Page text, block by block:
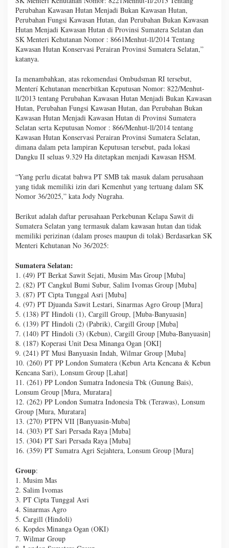
Perubahan Kawasan Hutan Menjadi Bukan Kawasan Hutan,
Perubahan Fungsi Kawasan Hutan, dan Perubahan Bukan Kawasan
Hutan Menjadi Kawasan Hutan di Provinsi Sumatera Selatan dan
SK Menteri Kehutanan Nomor : 8661Menhut-ll/2014 Tentang
Kawasan Hutan Konservasi Perairan Provinsi Sumatera Selatan,”
katanya.
Ia menambahkan, atas rekomendasi Ombudsman RI tersebut,
Menterí Kehutanan menerbitkan Keputusan Nomor: 822/Menhut-
ll/2013 tentang Perubahan Kawasan Hutan Menjadi Bukan Kawasan
Hutan, Perubahan Fungsi Kawasan Hutan, dan Perubahan Bukan
Kawasan Hutan Menjadi Kawasan Hutan di Provinsi Sumatera
Selatan serta Keputusan Nomor : 866/Menhut-ll/2014 tentang
Kawasan Hutan Konservasi Perairan Provinsi Sumatera Selatan,
dimana dalam peta lampiran Keputusan tersebut, pada lokasi
Dangku II seluas 9.329 Ha ditetapkan menjadi Kawasan HSM.
“Yang perlu dicatat bahwa PT SMB tak masuk dalam perusahaan
yang tidak memiliki izin dari Kemenhut yang tertuang dalam SK
Nomor 36/2025,” kata Jody Nugraha.
Berikut adalah daftar perusahaan Perkebunan Kelapa Sawit di
Sumatera Selatan yang termasuk dalam kawasan hutan dan tidak
memiliki perizinan (dalam proses maupun di tolak) Berdasarkan SK
Menteri Kehutanan No 36/2025:
Sumatera Selatan:
1. (49) PT Berkat Sawit Sejati, Musim Mas Group [Muba]
2. (82) PT Cangkul Bumi Subur, Salim Ivomas Group [Muba]
3. (87) PT Cipta Tunggal Asri [Muba]
4. (97) PT Djuanda Sawit Lestari, Sinarmas Agro Group [Mura]
5. (138) PT Hindoli (1), Cargill Group, [Muba-Banyuasin]
6. (139) PT Hindoli (2) (Pabrik), Cargill Group [Muba]
7. (140) PT Hindoli (3) (Kebun), Cargill Group [Muba-Banyuasin]
8. (187) Koperasi Unit Desa Minanga Ogan [OKI]
9. (241) PT Musi Banyuasin Indah, Wilmar Group [Muba]
10. (260) PT PP London Sumatera (Kebun Arta Kencana & Kebun
Kencana Sari), Lonsum Group [Lahat]
11. (261) PP London Sumatra Indonesia Tbk (Gunung Bais),
Lonsum Group [Mura, Muratara]
12. (262) PP London Sumatra Indonesia Tbk (Terawas), Lonsum
Group [Mura, Muratara]
13. (270) PTPN VII [Banyuasin-Muba]
14. (303) PT Sari Persada Raya [Muba]
15. (304) PT Sari Persada Raya [Muba]
16. (359) PT Sumatra Agri Sejahtera, Lonsum Group [Mura]
Group:
1. Musim Mas
2. Salim Ivomas
3. PT Cipta Tunggal Asri
4. Sinarmas Agro
5. Cargill (Hindoli)
6. Kopdes Minanga Ogan (OKI)
7. Wilmar Group